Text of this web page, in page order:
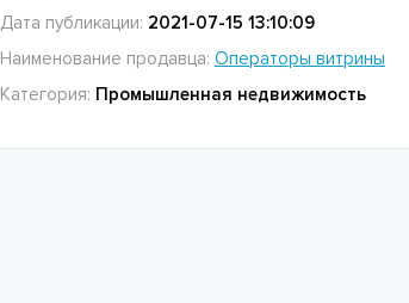
Дата публикации: 2021-07-15 13:10:09
Наименование продавца: Операторы витрины
Категория: Промышленная недвижимость